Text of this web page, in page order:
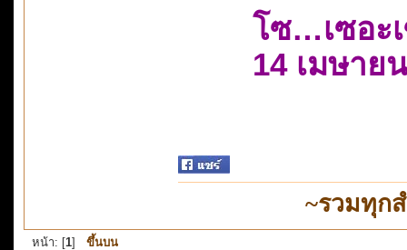
โซ…เซอะ
14 เมษาย
~รวมทุก
หน้า: [1] ขึ้นบน